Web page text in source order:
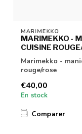
MARIMEKKO
MARIMEKKO -
CUISINE
Marimekko -
rouge/rose
€40,00
En stock
Comparer